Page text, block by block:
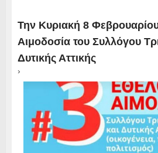
Την Κυριακή 8
Αιμοδοσία του Συλλόγου
Δυτικής Αττικής
›